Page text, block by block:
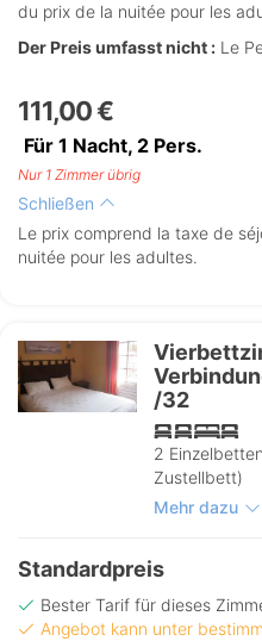
du prix de la nuitée pour les
Der Preis umfasst nicht : Le
111,00 €
Für 1 Nacht, 2 Pers.
Nur 1 Zimmer übrig
Schließen
Le prix comprend la taxe de
nuitée pour les adultes.
/32
2
Zustellbett)
Mehr dazu
Standardpreis
Bester Tarif für dieses
Angebot kann unter